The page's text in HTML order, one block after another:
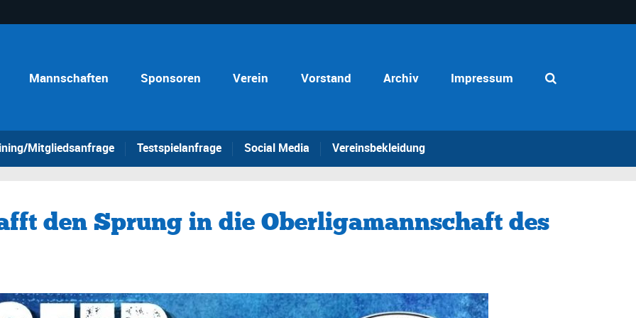
Mannschaften Sponsoren Verein Vorstand Archiv Impressum
Mitgliedsanfrage Testspielanfrage Social Media Vereinsbekleidung
den Sprung in die Oberligamannschaft des